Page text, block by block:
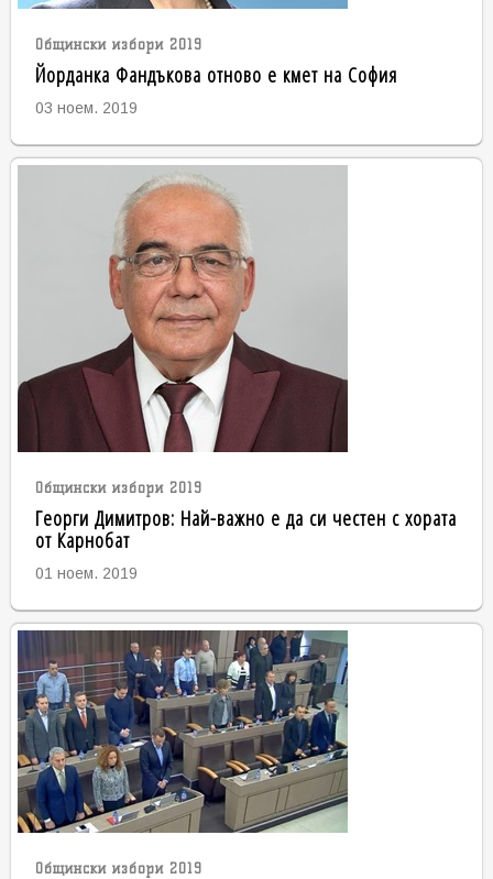
Общински избори 2019
Йорданка Фандъкова отново е кмет на София
03 ноем. 2019
Общински избори 2019
Георги Димитров: Най-важно е да си честен с хората
от Карнобат
01 ноем. 2019
Общински избори 2019